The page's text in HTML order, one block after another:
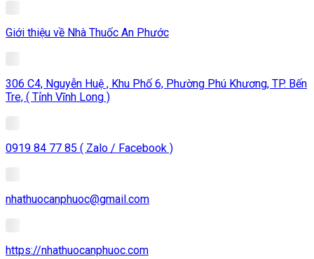
Giới thiệu về Nhà Thuốc An Phước
306 C4, Nguyễn Huệ , Khu Phố 6, Phường Phú Khương, TP. Bến
Tre, ( Tỉnh Vĩnh Long )
0919 84 77 85 ( Zalo / Facebook )
nhathuocanphuoc@gmail.com
https://nhathuocanphuoc.com